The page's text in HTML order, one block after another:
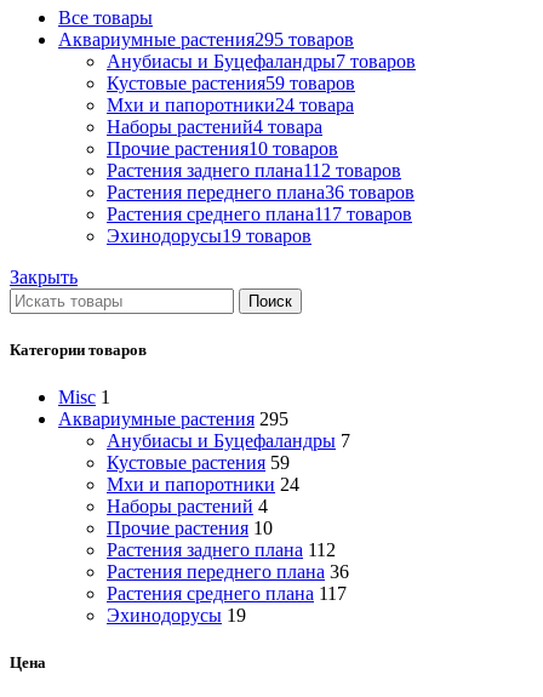
Все товары
Аквариумные растения295 товаров
Анубиасы и Буцефаландры7 товаров
Кустовые растения59 товаров
Мхи и папоротники24 товара
Наборы растений4 товара
Прочие растения10 товаров
Растения заднего плана112 товаров
Растения переднего плана36 товаров
Растения среднего плана117 товаров
Эхинодорусы19 товаров
Закрыть
Поиск
Категории товаров
Misc 1
Аквариумные растения 295
Анубиасы и Буцефаландры 7
Кустовые растения 59
Мхи и папоротники 24
Наборы растений 4
Прочие растения 10
Растения заднего плана 112
Растения переднего плана 36
Растения среднего плана 117
Эхинодорусы 19
Цена